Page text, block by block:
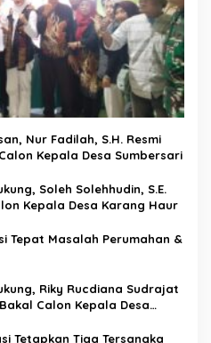
Nur Fadilah, S.H. Resmi
Kepala Desa Sumbersari
Soleh Solehhudin, S.E.
Kepala Desa Karang Haur
Tepat Masalah Perumahan &
Riky Rucdiana Sudrajat
Calon Kepala Desa
Tetapkan Tiga Tersangka